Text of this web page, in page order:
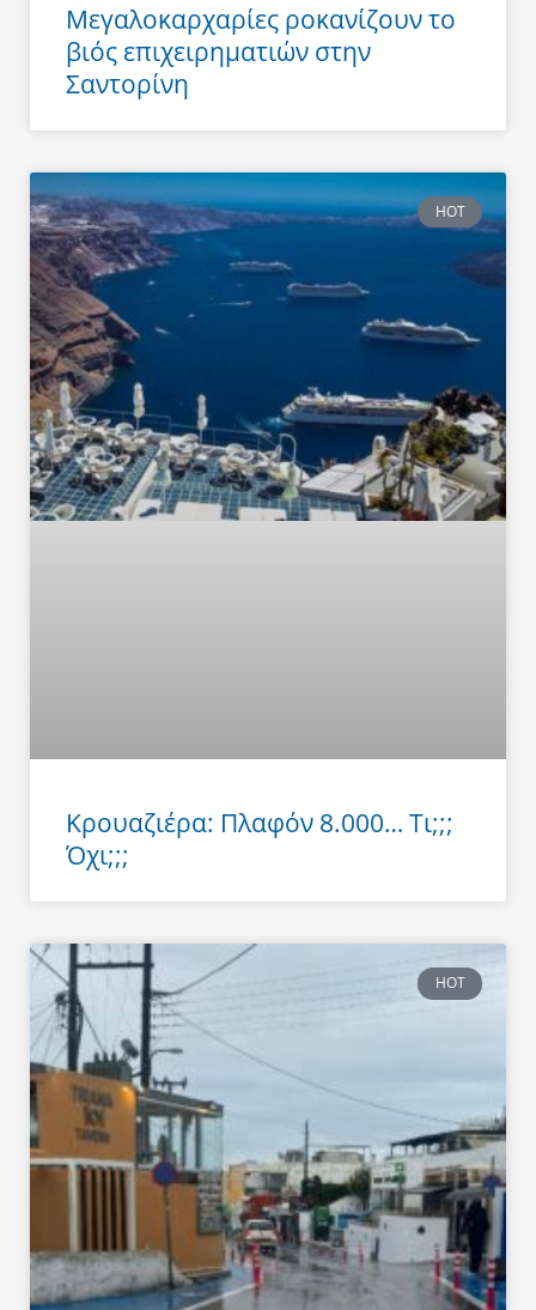
Μεγαλοκαρχαρίες ροκανίζουν το
βιός επιχειρηματιών στην
Σαντορίνη
HOT
Κρουαζιέρα: Πλαφόν 8.000… Τι;;;
Όχι;;;
HOT